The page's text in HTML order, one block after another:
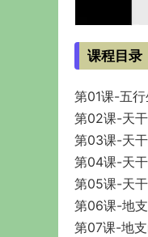
课程目录
第01课-五
第02课-天
第03课-天
第04课-天
第05课-天
第06课-地
第07课-地